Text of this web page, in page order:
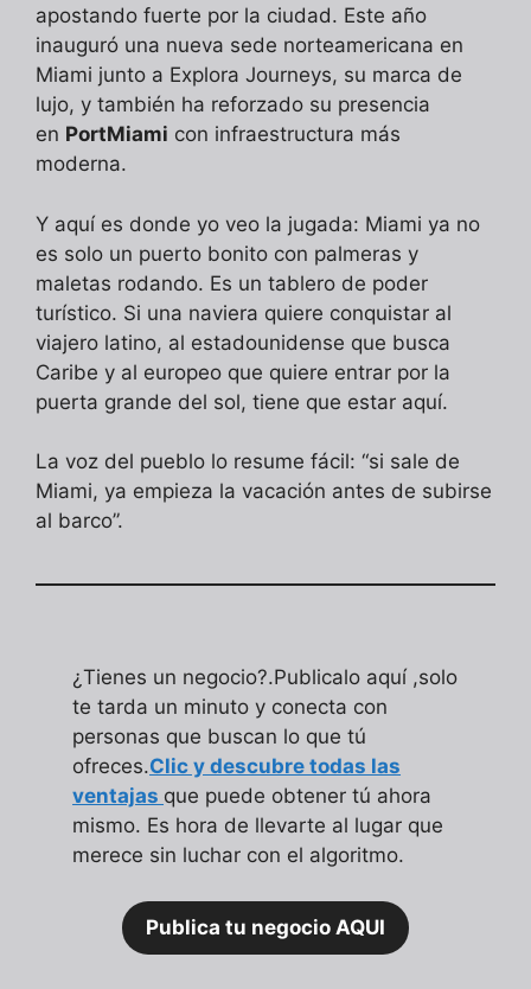
apostando fuerte por la ciudad. Este año
inauguró una nueva sede norteamericana en
Miami junto a Explora Journeys, su marca de
lujo, y también ha reforzado su presencia
en PortMiami con infraestructura más
moderna.
Y aquí es donde yo veo la jugada: Miami ya no
es solo un puerto bonito con palmeras y
maletas rodando. Es un tablero de poder
turístico. Si una naviera quiere conquistar al
viajero latino, al estadounidense que busca
Caribe y al europeo que quiere entrar por la
puerta grande del sol, tiene que estar aquí.
La voz del pueblo lo resume fácil: “si sale de
Miami, ya empieza la vacación antes de subirse
al barco”.
¿Tienes un negocio?.Publicalo aquí ,solo
te tarda un minuto y conecta con
personas que buscan lo que tú
ofreces.Clic y descubre todas las
ventajas que puede obtener tú ahora
mismo. Es hora de llevarte al lugar que
merece sin luchar con el algoritmo.
Publica tu negocio AQUI